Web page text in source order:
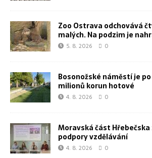
Zoo Ostrava odchovává
malých. Na podzim je
5. 8. 2026 0
Bosonožské náměstí je
milionů korun hotové
4. 8. 2026 0
Moravská část
podpory vzdělávání
4. 8. 2026 0